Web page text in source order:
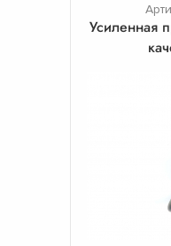
Усиленная